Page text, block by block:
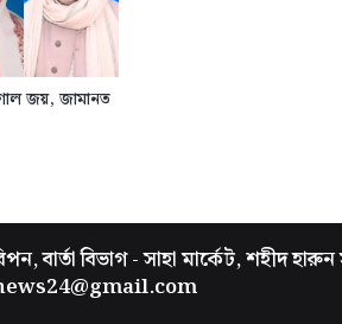
জয়, জামানত
বার্তা বিভাগ - সাহা মার্কেট, শহীদ